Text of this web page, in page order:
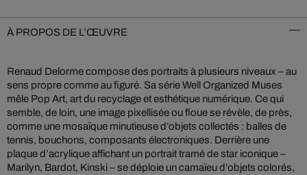
À PROPOS DE L’ŒUVRE
Renaud Delorme compose des portraits à plusieurs niveaux – au
sens propre comme au figuré. Sa série Well Organized Muses
mêle Pop Art, art du recyclage et esthétique numérique. Ce qui
semble, de loin, une image pixellisée ou floue se révèle, de près,
comme une mosaïque minutieuse d’objets collectés : balles de
tennis, bouchons, composants électroniques. Derrière une
plaque d’acrylique affichant un portrait tramé de star iconique –
Marilyn, Bardot, Kinski – se déploie un camaïeu d’objets colorés,